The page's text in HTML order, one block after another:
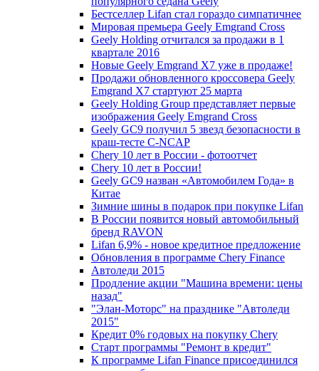
Бестселлер Lifan стал гораздо симпатичнее
Мировая премьера Geely Emgrand Cross
Geely Holding отчитался за продажи в 1
квартале 2016
Новые Geely Emgrand X7 уже в продаже!
Продажи обновленного кроссовера Geely
Emgrand X7 стартуют 25 марта
Geely Holding Group представляет первые
изображения Geely Emgrand Cross
Geely GC9 получил 5 звезд безопасности в
краш-тесте C-NCAP
Chery 10 лет в России - фотоотчет
Chery 10 лет в России!
Geely GC9 назван «Автомобилем Года» в
Китае
Зимние шины в подарок при покупке Lifan
В России появится новый автомобильный
бренд RAVON
Lifan 6,9% - новое кредитное предложение
Обновления в программе Chery Finance
Автоледи 2015
Продление акции "Машина времени: цены
назад"
"Элан-Моторс" на празднике "Автоледи
2015"
Кредит 0% годовых на покупку Chery
Старт программы "Ремонт в кредит"
К программе Lifan Finance присоединился